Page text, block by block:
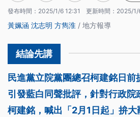
發布時間： 2025/1/6 12:31 更新時間： 2025/
黃姵涵 沈志明 方雋淮 / 地方報導
民進黨立院黨團總召柯建銘日前
引發藍白同聲批評，針對行政
柯建銘，喊出「2月1日起」拚